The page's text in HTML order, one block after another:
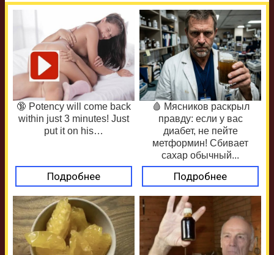
🔞 Potency will come back
within just 3 minutes! Just
put it on his…
Подробнее
🩸 Мясников раскрыл
правду: если у вас
диабет, не пейте
метформин! Сбивает
сахар обычный...
Подробнее